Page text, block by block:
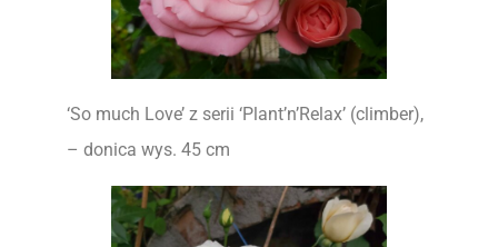
‘So much Love’ z serii ‘Plant’n’Relax’ (climber),
– donica wys. 45 cm